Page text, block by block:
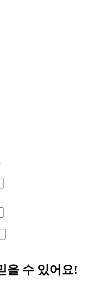
을 수 있어요!